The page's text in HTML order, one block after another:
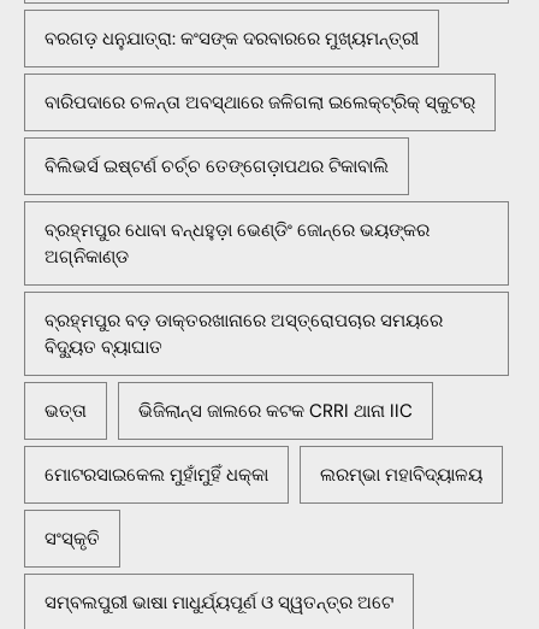
ବରଗଡ଼ ଧନୁଯାତ୍ରା: କଂସଙ୍କ ଦରବାରରେ ମୁଖ୍ୟମନ୍ତ୍ରୀ
ବାରିପଦାରେ ଚଳନ୍ତା ଅବସ୍ଥାରେ ଜଳିଗଲା ଇଲେକ୍ଟ୍ରିକ୍ ସ୍କୁଟର୍
ବିଲିଭର୍ସ ଇଷ୍ଟର୍ଣ ଚର୍ଚ୍ଚ ତେଙ୍ଗେଡ଼ାପଥର ଟିକାବାଲି
ବ୍ରହ୍ମପୁର ଧୋବା ବନ୍ଧହୁଡ଼ା ଭେଣ୍ଡିଂ ଜୋନ୍‌ରେ ଭୟଙ୍କର
ଅଗ୍ନିକାଣ୍ଡ
ବ୍ରହ୍ମପୁର ବଡ଼ ଡାକ୍ତରଖାନାରେ ଅସ୍ତ୍ରୋପଚାର ସମୟରେ
ବିଦ୍ୟୁତ ବ୍ୟାଘାତ
ଭତ୍ତା ଭିଜିଲାନ୍ସ ଜାଲରେ କଟକ CRRI ଥାନା IIC
ମୋଟରସାଇକେଲ ମୁହାଁମୁହିଁ ଧକ୍କା ଲରମ୍ଭା ମହାବିଦ୍ୟାଳୟ
ସଂସ୍କୃତି
ସମ୍ବଲପୁରୀ ଭାଷା ମାଧୁର୍ଯ୍ୟପୂର୍ଣ ଓ ସ୍ୱତନ୍ତ୍ର ଅଟେ